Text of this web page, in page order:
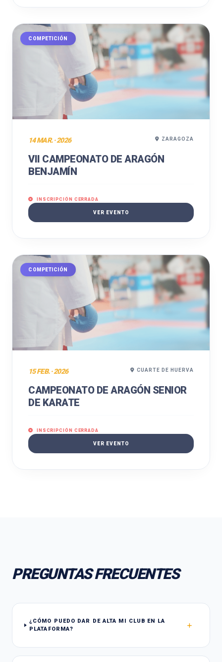
COMPETICIÓN
14 MAR. · 2026 ZARAGOZA
VII CAMPEONATO DE ARAGÓN
BENJAMÍN
INSCRIPCIÓN CERRADA
VER EVENTO
COMPETICIÓN
15 FEB. · 2026 CUARTE DE HUERVA
CAMPEONATO DE ARAGÓN SENIOR
DE KARATE
INSCRIPCIÓN CERRADA
VER EVENTO
PREGUNTAS FRECUENTES
¿CÓMO PUEDO DAR DE ALTA MI CLUB EN LA
PLATAFORMA?